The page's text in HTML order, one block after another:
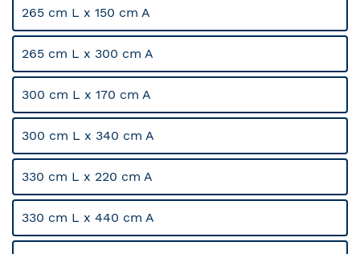
265 cm L x 150 cm A
265 cm L x 300 cm A
300 cm L x 170 cm A
300 cm L x 340 cm A
330 cm L x 220 cm A
330 cm L x 440 cm A